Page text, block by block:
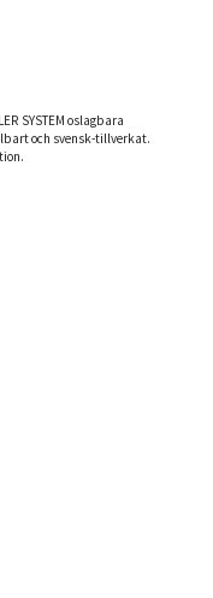
SYSTEM oslagbara
och svensk-tillverkat.